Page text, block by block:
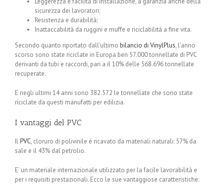
sicurezza dei lavoratori;
Resistenza e durabilità;
Inattaccabilità da ruggini e muffe e riciclabilità a fine vita.
Secondo quanto riportato dall’ultimo bilancio di VinylPlus, l’anno
scorso sono state riciclate in Europa ben 57.000 tonnellate di PVC
derivanti da tubi e raccordi, pari a il 10% delle 568.696 tonnellate
recuperate.
E negli ultimi 14 anni sono 382.572 le tonnellate che sono state
riciclate da questi manufatti per edilizia.
I vantaggi del PVC
Il PVC, cloruro di polivinile è ricavato da materiali naturali: 57% da
sale e il 43% dal petrolio.
E’ un materiale internazionale utilizzato per la facile lavorabilità e
per i requisiti prestazionali. Ecco le sue vantaggiose caratteristiche: